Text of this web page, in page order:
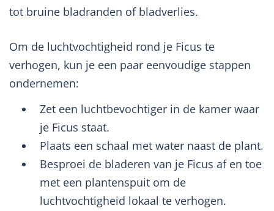
tot bruine bladranden of bladverlies.
Om de luchtvochtigheid rond je Ficus te
verhogen, kun je een paar eenvoudige stappen
ondernemen:
Zet een luchtbevochtiger in de kamer waar
je Ficus staat.
Plaats een schaal met water naast de plant.
Besproei de bladeren van je Ficus af en toe
met een plantenspuit om de
luchtvochtigheid lokaal te verhogen.